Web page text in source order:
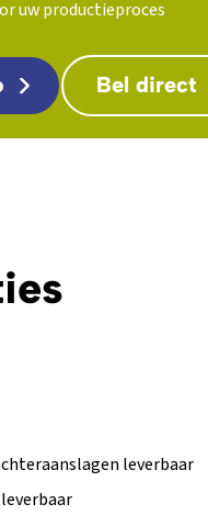
uw productieproces
Bel direct
leverbaar